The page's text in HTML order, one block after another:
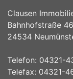
Clausen
Bahnhofstraße 46
24534
Telefon: 04321-
Telefax: 04321-